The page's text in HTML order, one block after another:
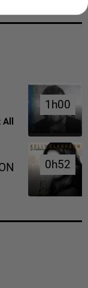
1h00
1h00
0h52
0h52